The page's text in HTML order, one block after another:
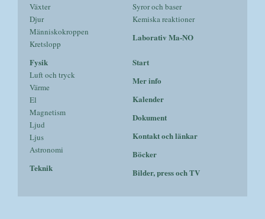
Växter
Djur
Människokroppen
Kretslopp
Syror och baser
Kemiska reaktioner
Laborativ Ma-NO
Fysik
Luft och tryck
Värme
El
Magnetism
Ljud
Ljus
Astronomi
Teknik
Start
Mer info
Kalender
Dokument
Kontakt och länkar
Böcker
Bilder, press och TV